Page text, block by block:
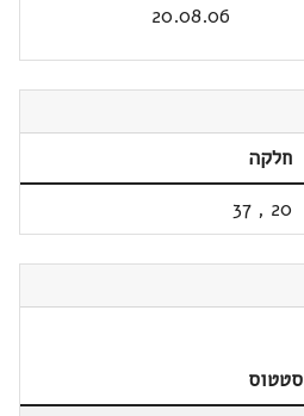
20.08.06
חלקה
20
,
37
סטטוס